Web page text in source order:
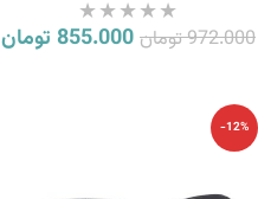
972.000تومان855.000 تومان
-12%